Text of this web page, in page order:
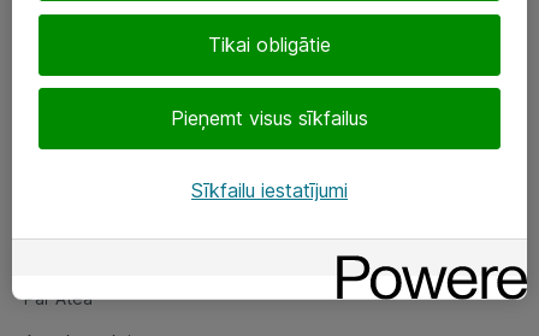
Sekojiet mums
Par Atea
Par Atea
Tikai obligātie
Pieņemt visus sīkfailus
Sīkfailu iestatījumi